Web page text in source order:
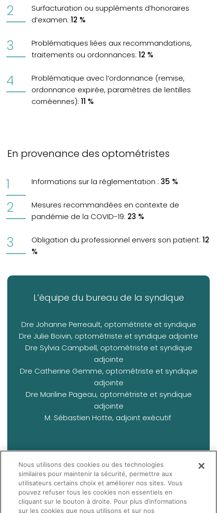
Surfacturation ou suppléments d’honoraires
d’examen: 12 %
Problématiques liées aux recommandations,
traitements ou ordonnances: 12 %
Problématique avec l’ordonnance (remise,
ordonnance expirée, paramètres de lentilles
cornéennes): 11 %
En provenance des optométristes
Informations sur la réglementation : 35 %
Mesures recommandées en contexte de
pandémie de la COVID-19: 23 %
Obligation du professionnel envers son patient: 12
%
L’équipe du bureau de la syndique
Dre Johanne Perreault, optométriste et syndique
Dre Julie Boivin, optométriste et syndique adjointe
Dre Sylvia Campbell, optométriste et syndique
adjointe
Dre Catherine Gemme, optométriste et syndique
adjointe
Dre Mariline Pageau, optométriste et syndique
adjointe
M. Sébastien Hotte, adjoint exécutif
Vous avez des questions pour nous, il est
possible de nous contacter via courriel à
syndic@ooq.org
Nous utilisons des cookies ou des technologies
similaires pour maintenir la sécurité, permettre aux
utilisateurs certains choix et améliorer nos sites. Vous
pouvez refuser tous les cookies non essentiels en
cliquant sur le bouton à droite. Pour plus d’informations
sur les cookies que nous utilisons et sur nos